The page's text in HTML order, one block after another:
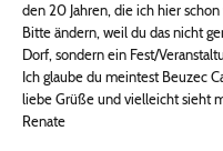
den 20 Jahren, die ich hier
Bitte ändern, weil du das nicht
Dorf, sondern ein Fest/
Ich glaube du meintest Beuzec
liebe Grüße und vielleicht sieht
Renate